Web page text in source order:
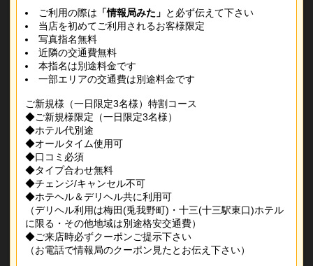
ご利用の際は 「情報局みた」 と必ず伝えて下さい
当店を初めてご利用されるお客様限定
写真指名無料
近隣の交通費無料
本指名は別途料金です
一部エリアの交通費は別途料金です
ご新規様（一日限定3名様）特割コース
◆ご新規様限定（一日限定3名様）
◆ホテル代別途
◆オールタイム使用可
◆口コミ必須
◆タイプ合わせ無料
◆チェンジ/キャンセル不可
◆ホテヘル＆デリヘル共に利用可
（デリヘル利用は梅田(兎我野町)・十三(十三駅東口)ホテル
に限る・その他地域は別途格安交通費）
◆ご来店時必ずクーポンご提示下さい
（お電話で情報局のクーポン見たとお伝え下さい）